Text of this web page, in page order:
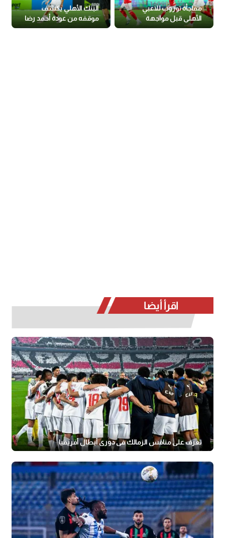
مفاجأة توروب للاعبي
الأهلي قبل مواجهة
بيراميدز
البنك الأهلي يكشف
موقفه من عودة أحمد رضا
لـ الأهلي
اقرأ أيضا
تعرف على منافس الزمالك في دوري أبطال أفريقيا